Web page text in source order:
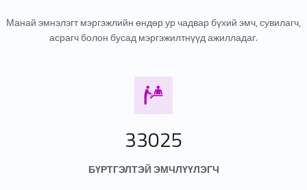
Манай эмнэлэгт мэргэжлийн өндөр ур чадвар бүхий эмч, сувилагч,
асрагч болон бусад мэргэжилтнүүд ажилладаг.
Бүртгэлтэй өвчтөн
33025
БҮРТГЭЛТЭЙ ЭМЧЛҮҮЛЭГЧ